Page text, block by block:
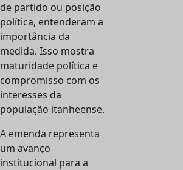
de partido ou posição
política, entenderam a
importância da
medida. Isso mostra
maturidade política e
compromisso com os
interesses da
população itanheense.
A emenda representa
um avanço
institucional para a